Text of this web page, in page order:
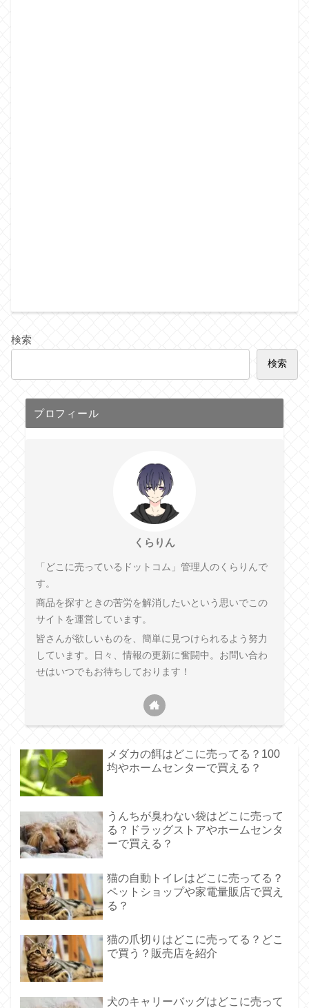
検索
検索
プロフィール
くらりん
「どこに売っているドットコム」管理人のくらりんで
す。
商品を探すときの苦労を解消したいという思いでこの
サイトを運営しています。
皆さんが欲しいものを、簡単に見つけられるよう努力
しています。日々、情報の更新に奮闘中。お問い合わ
せはいつでもお待ちしております！
メダカの餌はどこに売ってる？100
均やホームセンターで買える？
うんちが臭わない袋はどこに売って
る？ドラッグストアやホームセンタ
ーで買える？
猫の自動トイレはどこに売ってる？
ペットショップや家電量販店で買え
る？
猫の爪切りはどこに売ってる？どこ
で買う？販売店を紹介
犬のキャリーバッグはどこに売って